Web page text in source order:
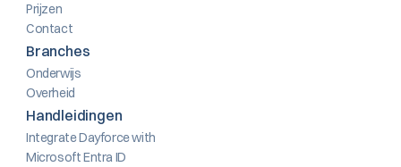
Prijzen
Contact
Branches
Onderwijs
Overheid
Handleidingen
Integrate Dayforce with
Microsoft Entra ID